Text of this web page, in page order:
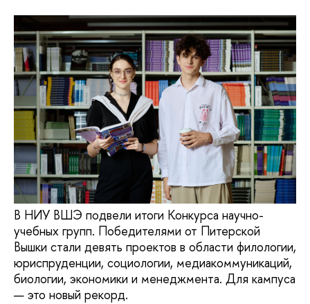
В НИУ ВШЭ подвели итоги Конкурса научно-
учебных групп. Победителями от Питерской
Вышки стали девять проектов в области филологии,
юриспруденции, социологии, медиакоммуникаций,
биологии, экономики и менеджмента. Для кампуса
— это новый рекорд.